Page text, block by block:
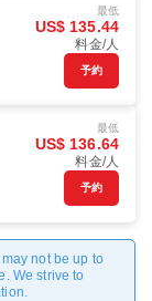
最低
US$ 135.44
料金/人
予約
最低
US$ 136.64
料金/人
予約
not be up to
We strive to